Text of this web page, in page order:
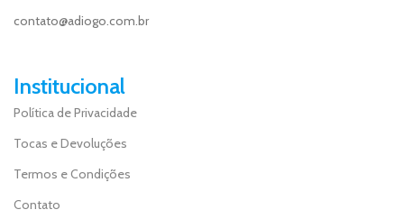
contato@adiogo.com.br
Institucional
Política de Privacidade
Tocas e Devoluções
Termos e Condições
Contato